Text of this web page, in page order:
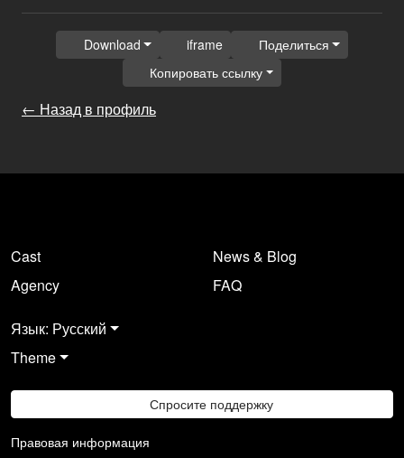
← Назад в профиль
Download iframe
Поделиться
Копировать ссылку
Cast
Agency
News & Blog
FAQ
Язык: Русский
Theme
Спросите поддержку
Правовая информация